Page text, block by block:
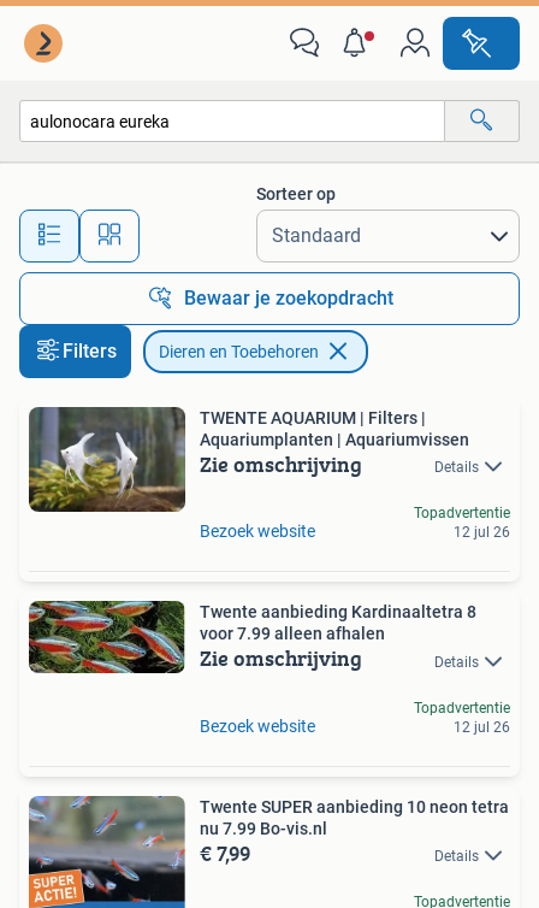
Alle afstanden…
Sorteer op
Bewaar je zoekopdracht
Filters Dieren en Toebehoren
TWENTE AQUARIUM | Filters |
Aquariumplanten | Aquariumvissen
Zie omschrijving Details
Bezoek website
Topadvertentie
12 jul 26
Twente aanbieding Kardinaaltetra 8
voor 7.99 alleen afhalen
Zie omschrijving Details
Bezoek website
Topadvertentie
12 jul 26
Twente SUPER aanbieding 10 neon tetra
nu 7.99 Bo-vis.nl
€ 7,99 Details
Topadvertentie